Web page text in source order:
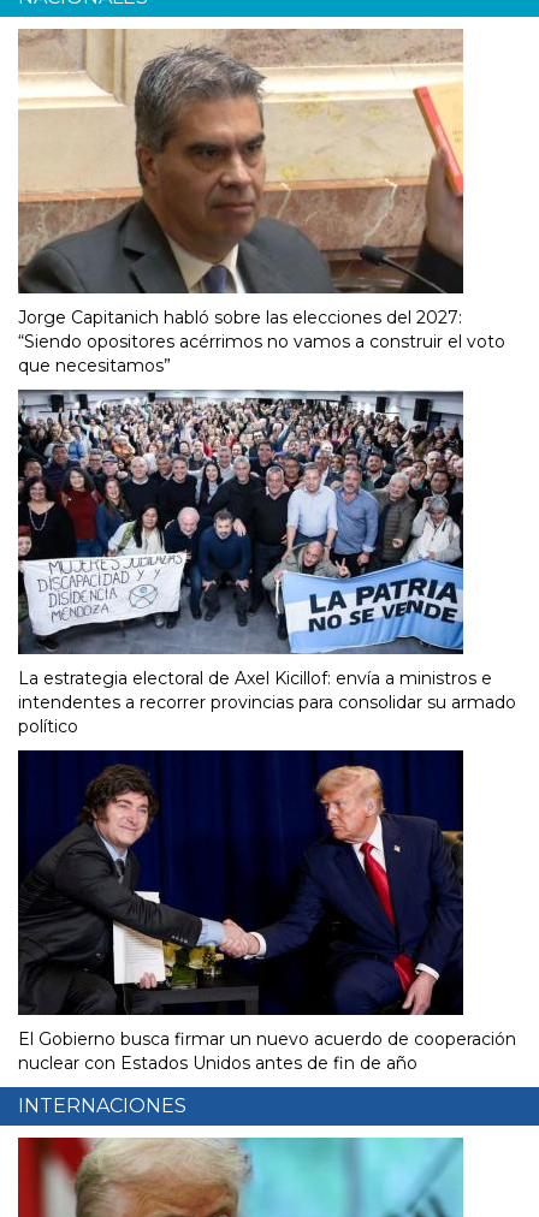
Jorge Capitanich habló sobre las elecciones del 2027:
“Siendo opositores acérrimos no vamos a construir el voto
que necesitamos”
La estrategia electoral de Axel Kicillof: envía a ministros e
intendentes a recorrer provincias para consolidar su armado
político
El Gobierno busca firmar un nuevo acuerdo de cooperación
nuclear con Estados Unidos antes de fin de año
INTERNACIONES